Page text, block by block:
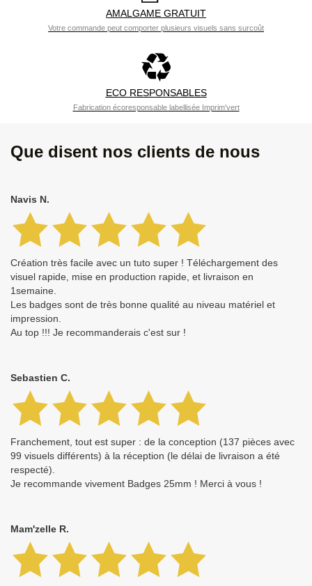
AMALGAME GRATUIT
Votre commande peut comporter plusieurs visuels sans surcoût
ECO RESPONSABLES
Fabrication écoresponsable labellisée Imprim'vert
Que disent nos clients de nous
Navis N.
Création très facile avec un tuto super ! Téléchargement des
visuel rapide, mise en production rapide, et livraison en
1semaine.
Les badges sont de très bonne qualité au niveau matériel et
impression.
Au top !!! Je recommanderais c'est sur !
Sebastien C.
Franchement, tout est super : de la conception (137 pièces avec
99 visuels différents) à la réception (le délai de livraison a été
respecté).
Je recommande vivement Badges 25mm ! Merci à vous !
Mam'zelle R.